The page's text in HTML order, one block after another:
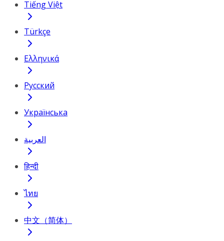
Tiếng Việt
Türkçe
Ελληνικά
Русский
Українська
العربية
हिन्दी
ไทย
中文（简体）